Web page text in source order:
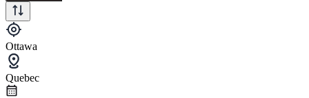
Ottawa
Quebec